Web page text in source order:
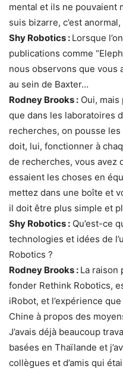
mental et ils ne pouvaient
suis bizarre, c’est anormal,
Shy Robotics : Lorsque
publications comme
nous observons que vous
au sein de Baxter…
Rodney Brooks : Oui,
que dans les laboratoires
recherches, on pousse
doit, lui, fonctionner à
de recherches, vous avez
essaient les choses en
mettez dans une boîte et
il doit être plus simple et
Shy Robotics : Qu’est-ce
technologies et idées de
Robotics ?
Rodney Brooks : La raison
fonder Rethink Robotics,
iRobot, et l’expérience
Chine à propos des
J’avais déjà beaucoup
basées en Thaïlande et
collègues et d’amis qui